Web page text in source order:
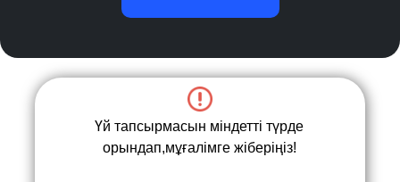
Үй тапсырмасын міндетті түрде
орындап,мұғалімге жіберіңіз!